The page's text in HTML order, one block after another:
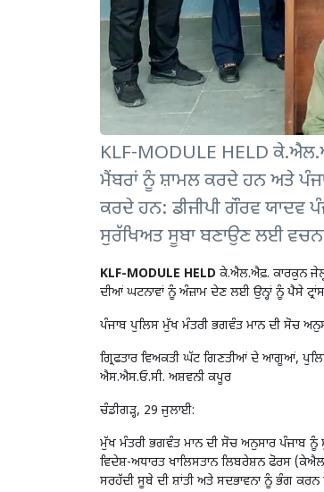
KLF-MODULE HELD
ਮੈਂਬਰਾਂ ਨੂੰ ਸ਼ਾਮਲ ਕਰਦੇ ਹਨ ਅਤੇ
ਕਰਦੇ ਹਨ: ਡੀਜੀਪੀ ਗੌਰਵ ਯਾਦਵ
ਸੁਰੱਖਿਅਤ ਸੂਬਾ ਬਣਾਉਣ ਲਈ
KLF-MODULE HELD ਕੇ.ਐਲ.ਐਫ਼. ਕਾਰਕੁਨ
ਦੀਆਂ ਘਟਨਾਵਾਂ ਨੂੰ ਅੰਜ਼ਾਮ ਦੇਣ ਲਈ ਉਨ੍ਹਾਂ ਨੂੰ ਪੈਸੇ
ਪੰਜਾਬ ਪੁਲਿਸ ਮੁੱਖ ਮੰਤਰੀ ਭਗਵੰਤ ਮਾਨ ਦੀ ਸੋਚ
ਗ੍ਰਿਫਤਾਰ ਵਿਅਕਤੀ ਘੱਟ ਗਿਣਤੀਆਂ ਦੇ ਆਗੂਆਂ,
ਐਸ.ਐਸ.ਓ.ਸੀ. ਅਸ਼ਵਨੀ ਕਪੂਰ
ਚੰਡੀਗੜ੍ਹ, 29 ਜੁਲਾਈ:
ਮੁੱਖ ਮੰਤਰੀ ਭਗਵੰਤ ਮਾਨ ਦੀ ਸੋਚ ਅਨੁਸਾਰ ਪੰਜਾਬ
ਵਿਦੇਸ਼-ਅਧਾਰਤ ਖਾਲਿਸਤਾਨ ਲਿਬਰੇਸ਼ਨ ਫੋਰਸ
ਸਰਹੱਦੀ ਸੂਬੇ ਦੀ ਸ਼ਾਂਤੀ ਅਤੇ ਸਦਭਾਵਨਾ ਨੂੰ ਭੰਗ ਕਰਨ